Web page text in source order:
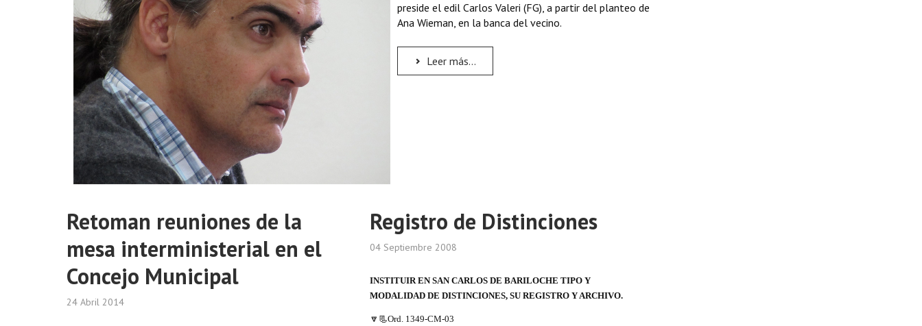
preside el edil Carlos Valeri (FG), a partir del planteo de
Ana Wieman, en la banca del vecino.
Leer más...
Retoman reuniones de la
mesa interministerial en el
Concejo Municipal
24 Abril 2014
Registro de Distinciones
04 Septiembre 2008
INSTITUIR EN SAN CARLOS DE BARILOCHE TIPO Y
MODALIDAD DE DISTINCIONES, SU REGISTRO Y ARCHIVO.
🔽📃Ord. 1349-CM-03